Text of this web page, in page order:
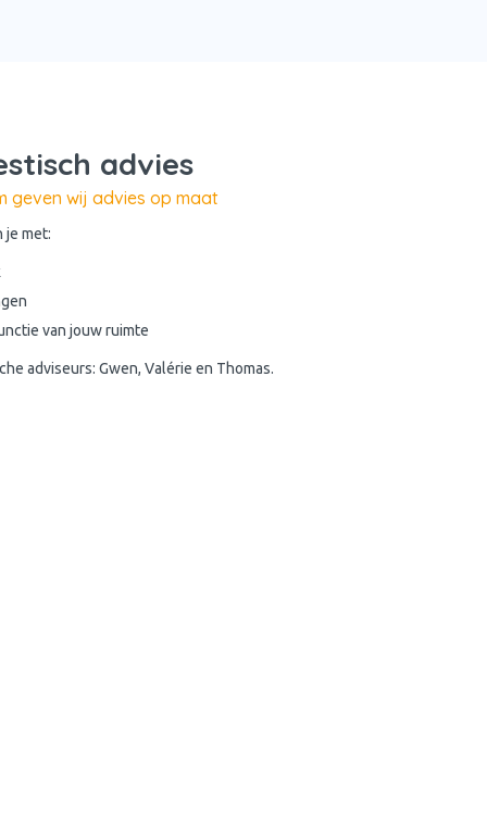
advies
geven wij advies op maat
je met:
van jouw ruimte
adviseurs: Gwen, Valérie en Thomas.